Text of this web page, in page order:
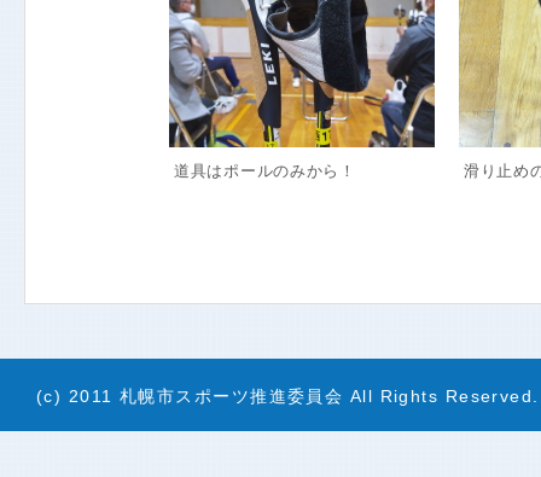
道具はポールのみから！ 滑り止め
(c) 2011 札幌市スポーツ推進委員会 All Rights Reserved.